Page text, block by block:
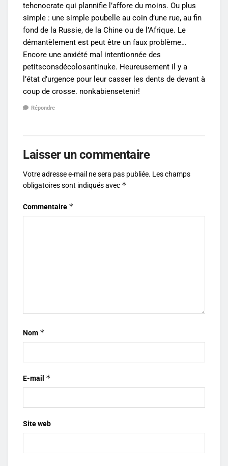
tehcnocrate qui plannifie l’affore du moins. Ou plus
simple : une simple poubelle au coin d’une rue, au fin
fond de la Russie, de la Chine ou de l’Afrique. Le
démantèlement est peut être un faux problème…
Encore une anxiété mal intentionnée des
petitsconsdécolosantinuke. Heureusement il y a
l’état d’urgence pour leur casser les dents de devant à
coup de crosse. nonkabiensetenir!
Répondre
Laisser un commentaire
Votre adresse e-mail ne sera pas publiée. Les champs
obligatoires sont indiqués avec *
Commentaire *
Nom *
E-mail *
Site web